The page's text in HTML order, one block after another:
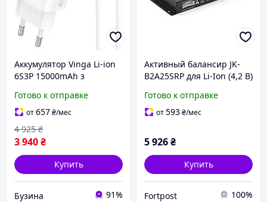
Аккумулятор Vinga Li-ion
6S3P 15000mAh з
21700 5000mAh V6S3P-
5000 buzyna
Готово к отправке
от657₴/мес
3 940₴
4 925 ₴
Купить
Бузина 91%
Активный балансир JK-
B2A25SRP для Li-Ion (4,2 В)
В) 8S 25S (24 В 93 В), 1000
А, симметричный, с
Готово к отправке
от593₴/мес
5 926₴
Купить
Fortpost 100%